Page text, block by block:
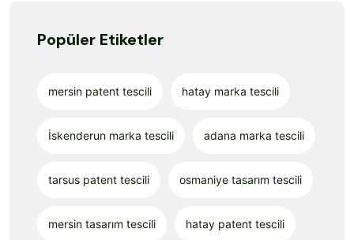
Popüler Etiketler
mersin patent tescili hatay marka tescili
İskenderun marka tescili adana marka tescili
tarsus patent tescili osmaniye tasarım tescili
mersin tasarım tescili hatay patent tescili